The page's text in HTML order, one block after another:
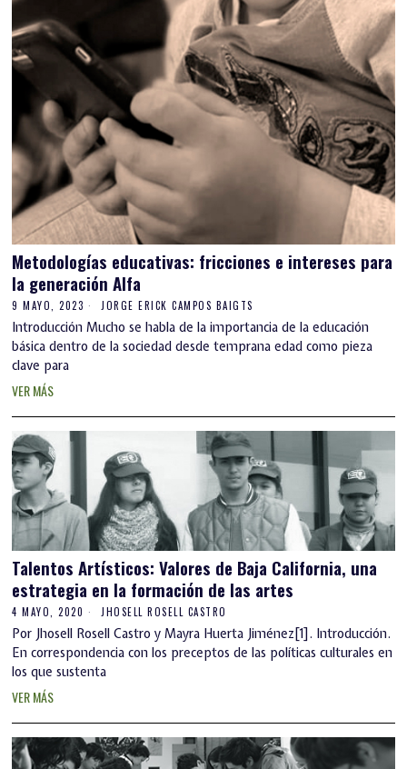
Metodologías educativas: fricciones e intereses para
la generación Alfa
9 MAYO, 2023 JORGE ERICK CAMPOS BAIGTS
Introducción Mucho se habla de la importancia de la educación
básica dentro de la sociedad desde temprana edad como pieza
clave para
VER MÁS
Talentos Artísticos: Valores de Baja California, una
estrategia en la formación de las artes
4 MAYO, 2020 JHOSELL ROSELL CASTRO
Por Jhosell Rosell Castro y Mayra Huerta Jiménez[1]. Introducción.
En correspondencia con los preceptos de las políticas culturales en
los que sustenta
VER MÁS